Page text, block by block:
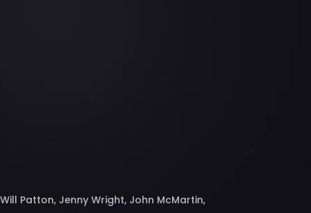
Patton, Jenny Wright, John McMartin,